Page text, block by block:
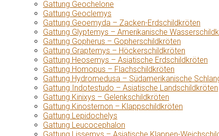
Gattung Geochelone
Gattung Geoclemys
Gattung Geoemyda – Zacken-Erdschildkröten
Gattung Glyptemys – Amerikanische
Gattung Gopherus – Gopherschildkröten
Gattung Graptemys – Höckerschildkröten
Gattung Heosemys – Asiatische Erdschildkröten
Gattung Homopus – Flachschildkröten
Gattung Hydromedusa – Südamerikanische
Gattung Indotestudo – Asiatische Landschildkröten
Gattung Kinixys – Gelenkschildkröten
Gattung Kinosternon – Klappschildkröten
Gattung Lepidochelys
Gattung Leucocephalon